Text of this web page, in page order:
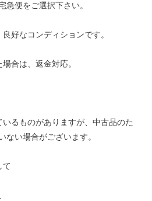
便をご選択下さい。
好なコンディションです。
合は、返金対応。
るものがありますが、中古品のた
ない場合がございます。
て